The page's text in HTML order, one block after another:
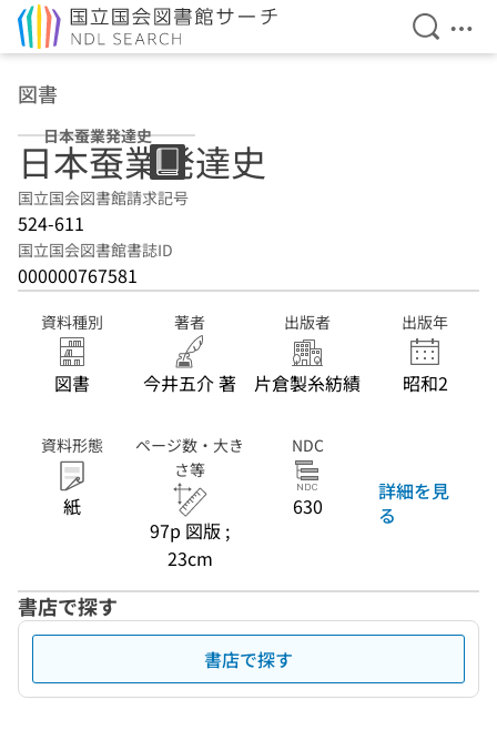
検索を
メ
図書
日本蚕業発達史
日本蚕業発達史
国立国会図書館請求記号
524-611
国立国会図書館書誌ID
000000767581
資料種別
図書
著者
今井五介 著
出版者
片倉製糸紡績
出版年
昭和2
資料形態
紙
ページ数・大き
さ等
97p 図版 ;
23cm
NDC
630
詳細を見
る
書店で探す
書店で探す